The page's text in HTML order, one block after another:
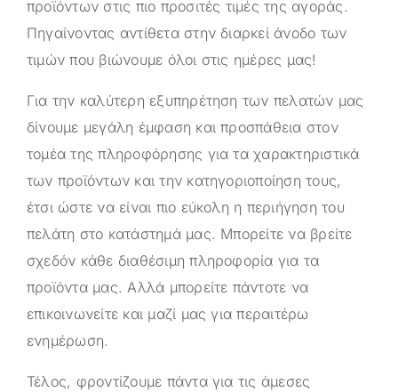
προϊόντων στις πιο προσιτές τιμές της αγοράς.
Πηγαίνοντας αντίθετα στην διαρκεί άνοδο των
τιμών που βιώνουμε όλοι στις ημέρες μας!
Για την καλύτερη εξυπηρέτηση των πελατών μας
δίνουμε μεγάλη έμφαση και προσπάθεια στον
τομέα της πληροφόρησης για τα χαρακτηριστικά
των προϊόντων και την κατηγοριοποίηση τους,
έτσι ώστε να είναι πιο εύκολη η περιήγηση του
πελάτη στο κατάστημά μας. Μπορείτε να βρείτε
σχεδόν κάθε διαθέσιμη πληροφορία για τα
προϊόντα μας. Αλλά μπορείτε πάντοτε να
επικοινωνείτε και μαζί μας για περαιτέρω
ενημέρωση.
Τέλος, φροντίζουμε πάντα για τις άμεσες